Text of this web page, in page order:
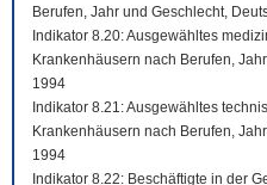
Berufen, Jahr und Geschlecht,
Indikator 8.20: Ausgewähltes
Krankenhäusern nach Berufen,
1994
Indikator 8.21: Ausgewähltes
Krankenhäusern nach Berufen,
1994
Indikator 8.22: Beschäftigte in der